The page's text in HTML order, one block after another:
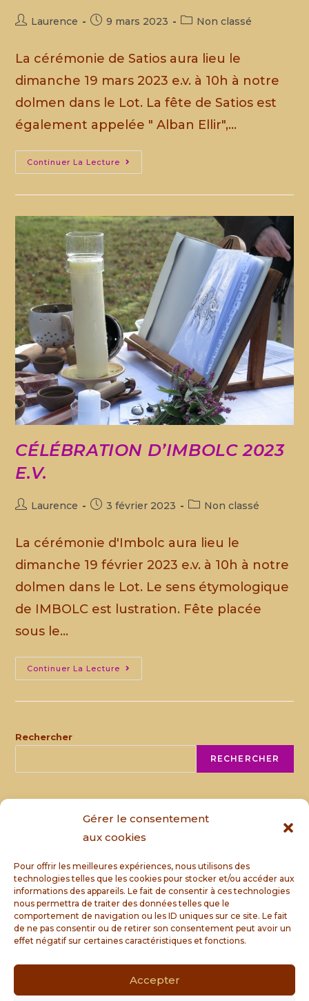
Gérer le consentement
aux cookies
Pour offrir les meilleures expériences, nous utilisons des
technologies telles que les cookies pour stocker et/ou accéder aux
informations des appareils. Le fait de consentir à ces technologies
nous permettra de traiter des données telles que le
comportement de navigation ou les ID uniques sur ce site. Le fait
de ne pas consentir ou de retirer son consentement peut avoir un
effet négatif sur certaines caractéristiques et fonctions.
Accepter
Laurence 9 mars 2023 Non classé
La cérémonie de Satios aura lieu le
dimanche 19 mars 2023 e.v. à 10h à notre
dolmen dans le Lot. La fête de Satios est
également appelée " Alban Ellir",…
Continuer La Lecture
CÉLÉBRATION D’IMBOLC 2023
E.V.
Laurence 3 février 2023 Non classé
La cérémonie d'Imbolc aura lieu le
dimanche 19 février 2023 e.v. à 10h à notre
dolmen dans le Lot. Le sens étymologique
de IMBOLC est lustration. Fête placée
sous le…
Continuer La Lecture
Rechercher
RECHERCHER
CELEBRATION DU SOLSTICE D’ETE
Les pardons en Bretagne
CELEBRATION DE BELTAN 2023 E.V
CELEBRATION DE SATIOS 2023 E.V.
COMMENTAIRES RÉCENTS
Aucun commentaire à afficher.